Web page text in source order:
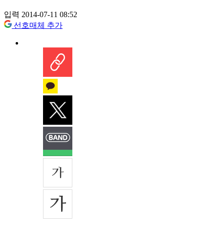
입력 2014-07-11 08:52
선호매체 추가